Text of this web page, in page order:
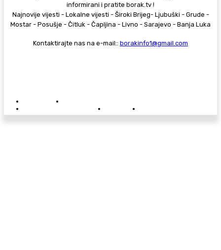
informirani i pratite borak.tv !
Najnovije vijesti - Lokalne vijesti - Široki Brijeg- Ljubuški - Grude -
Mostar - Posušje - Čitluk - Čapljina - Livno - Sarajevo - Banja Luka
Kontaktirajte nas na e-mail:: borakinfo1@gmail.com